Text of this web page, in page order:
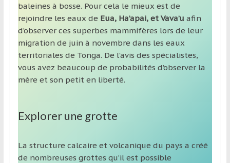
baleines à bosse. Pour cela le mieux est de
rejoindre les eaux de Eua, Ha’apai, et Vava’u afin
d’observer ces superbes mammifères lors de leur
migration de juin à novembre dans les eaux
territoriales de Tonga. De l’avis des spécialistes,
vous avez beaucoup de probabilités d’observer la
mère et son petit en liberté.
Explorer une grotte
La structure calcaire et volcanique du pays a créé
de nombreuses grottes qu’il est possible